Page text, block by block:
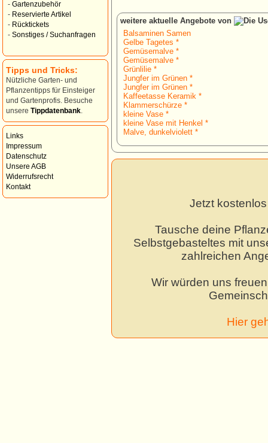
- Gartenzubehör
- Reservierte Artikel
- Rücktickets
- Sonstiges / Suchanfragen
Tipps und Tricks:
Nützliche Garten- und
Pflanzentipps für Einsteiger
und Gartenprofis. Besuche
unsere Tippdatenbank
Links
Impressum
Datenschutz
Unsere AGB
Widerrufsrecht
Kontakt
weitere aktuelle Angebote von
Balsaminen Samen
Gelbe Tagetes *
Gemüsemalve *
Gemüsemalve *
Grünlilie *
Jungfer im Grünen *
Jungfer im Grünen *
Kaffeetasse Keramik *
Klammerschürze *
kleine Vase *
kleine Vase mit Henkel *
Malve, dunkelviolett *
Jetzt
Tausche deine
Selbstgebasteltes mit
zahlreichen
Wir würden uns
Hier